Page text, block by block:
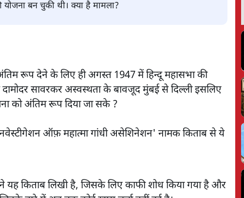
योजना बन चुकी थी। क्या है मामला?
रूप देने के लिए ही अगस्त 1947 में हिन्दू महासभा की
सावरकर अस्वस्थता के बावजूद मुंबई से दिल्ली इसलिए
को अंतिम रूप दिया जा सके ?
ऑफ़ महात्मा गांधी असेशिनेशन' नामक किताब से ये
यह किताब लिखी है, जिसके लिए काफी शोध किया गया है और